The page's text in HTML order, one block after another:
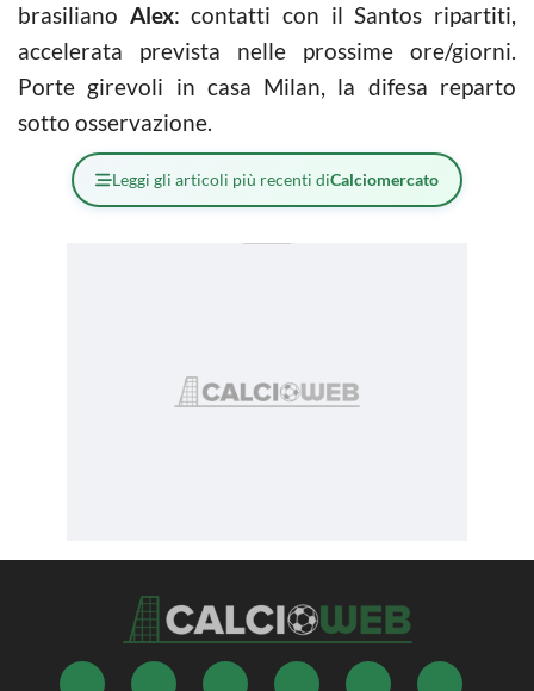
brasiliano Alex: contatti con il Santos ripartiti,
accelerata prevista nelle prossime ore/giorni.
Porte girevoli in casa Milan, la difesa reparto
sotto osservazione.
Leggi gli articoli più recenti diCalciomercato